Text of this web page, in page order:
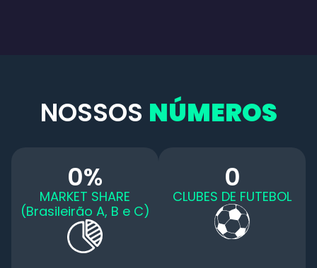
NOSSOS NÚMEROS
0%
MARKET SHARE
(Brasileirão A, B e C)
0
CLUBES DE FUTEBOL